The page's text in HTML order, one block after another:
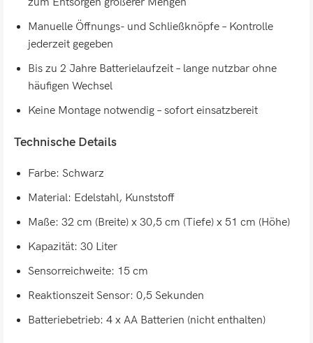
Manuelle Öffnungs- und Schließknöpfe – Kontrolle
jederzeit gegeben
Bis zu 2 Jahre Batterielaufzeit – lange nutzbar ohne
häufigen Wechsel
Keine Montage notwendig – sofort einsatzbereit
Technische Details
Farbe: Schwarz
Material: Edelstahl, Kunststoff
Maße: 32 cm (Breite) x 30,5 cm (Tiefe) x 51 cm (Höhe)
Kapazität: 30 Liter
Sensorreichweite: 15 cm
Reaktionszeit Sensor: 0,5 Sekunden
Batteriebetrieb: 4 x AA Batterien (nicht enthalten)